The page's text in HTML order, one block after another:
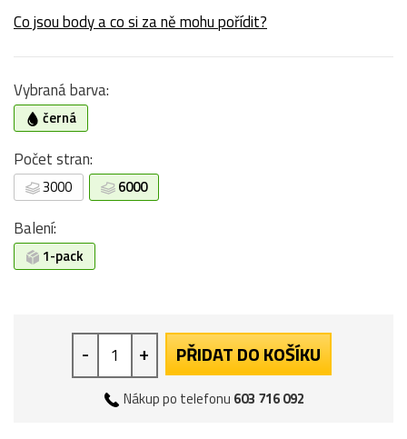
Co jsou body a co si za ně mohu pořídit?
Vybraná barva:
černá
Počet stran:
3000 6000
Balení:
1-pack
- + PŘIDAT DO KOŠÍKU
Nákup po telefonu 603 716 092